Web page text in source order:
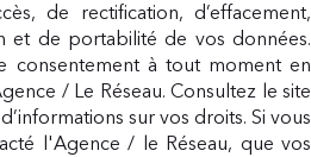
de rectification, d’effacement,
et de portabilité de vos données.
consentement à tout moment en
/ Le Réseau. Consultez le site
sur vos droits. Si vous
l'Agence / le Réseau, que vos